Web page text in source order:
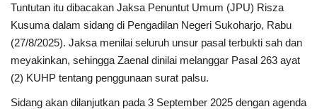
Jambi
Kaltim
Tuntutan itu dibacakan Jaksa Penuntut Umum (JPU) Risza
Kusuma dalam sidang di Pengadilan Negeri Sukoharjo, Rabu
(27/8/2025). Jaksa menilai seluruh unsur pasal terbukti sah dan
meyakinkan, sehingga Zaenal dinilai melanggar Pasal 263 ayat
(2) KUHP tentang penggunaan surat palsu.
Sidang akan dilanjutkan pada 3 September 2025 dengan agenda